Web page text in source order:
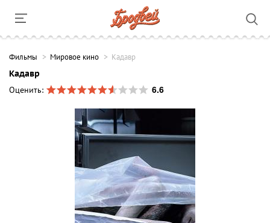
Фильмы Мировое кино Кадавр
Кадавр
Оценить:
6.6